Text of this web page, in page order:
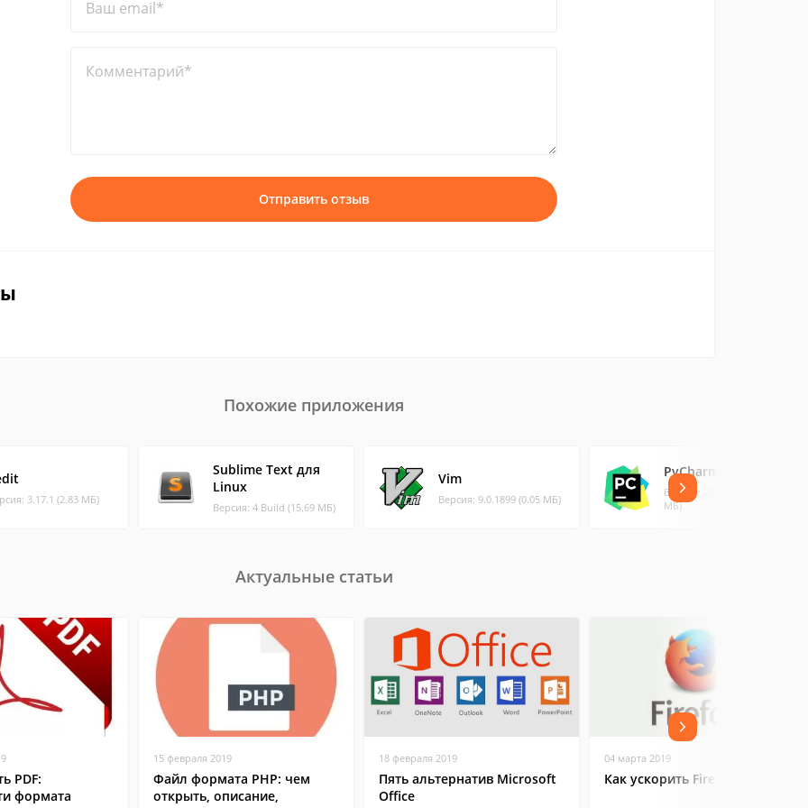
Ваш email*
Комментарий*
Отправить отзыв
Похожие приложения
3.17.1 (2.83 МБ)
Sublime Text для
Linux
Версия: 4 Build (15.69 МБ)
Vim
Версия: 9.0.1899 (0.05 МБ)
PyCharm для Linux
Версия: 2022.1.3 (659.47
МБ)
Актуальные статьи
PDF:
формата
15 февраля 2019
Файл формата PHP: чем
открыть, описание,
18 февраля 2019
Пять альтернатив Microsoft
Office
04 марта 2019
Как ускорить Firefox